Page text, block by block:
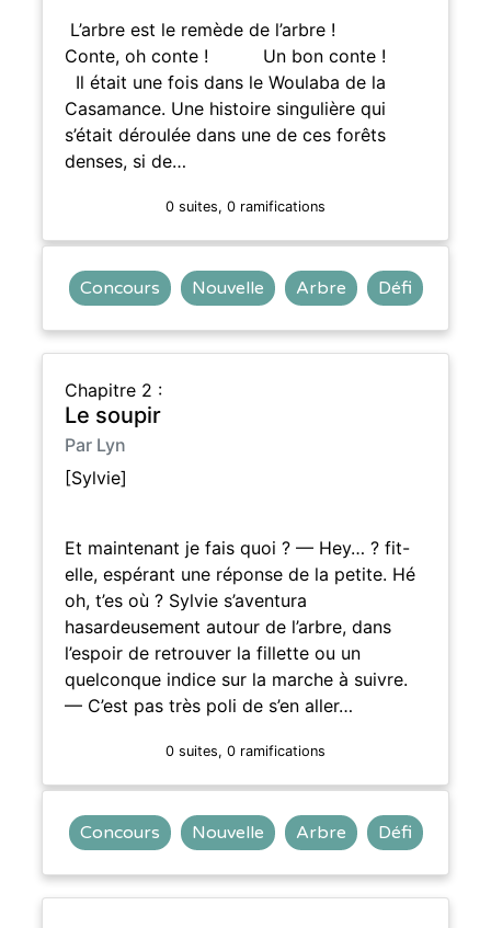
L’arbre est le remède de l’arbre !
Conte, oh conte ! Un bon conte !
Il était une fois dans le Woulaba de la
Casamance. Une histoire singulière qui
s’était déroulée dans une de ces forêts
denses, si de…
0 suites, 0 ramifications
Concours Nouvelle Arbre Défi
Chapitre 2 :
Le soupir
Par Lyn
[Sylvie]
Et maintenant je fais quoi ? — Hey… ? fit-
elle, espérant une réponse de la petite. Hé
oh, t’es où ? Sylvie s’aventura
hasardeusement autour de l’arbre, dans
l’espoir de retrouver la fillette ou un
quelconque indice sur la marche à suivre.
— C’est pas très poli de s’en aller…
0 suites, 0 ramifications
Concours Nouvelle Arbre Défi